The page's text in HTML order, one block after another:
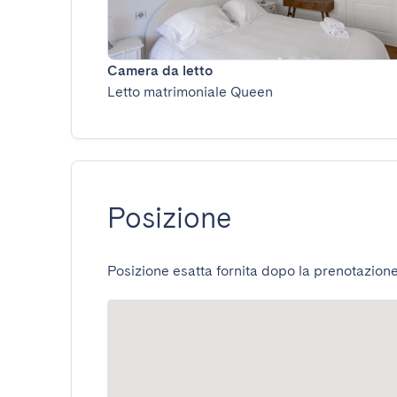
Camera da letto
Letto matrimoniale Queen
Posizione
Posizione esatta fornita dopo la